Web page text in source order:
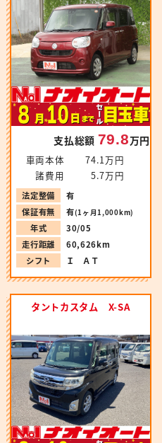
支払総額 79.8万円
車両本体
74.1万円
諸費用
5.7万円
法定整備
有
保証有無
有(1ヶ月1,000km)
年式
30/05
走行距離
60,626km
シフト
Ｉ ＡＴ
タントカスタム X-SA